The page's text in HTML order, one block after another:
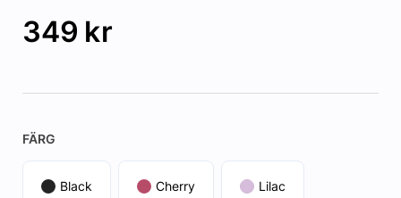
349 kr
FÄRG
Black Cherry Lilac